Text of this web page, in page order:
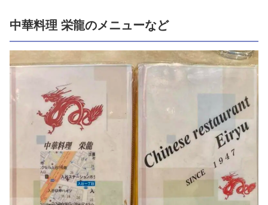
中華料理 栄龍のメニューなど